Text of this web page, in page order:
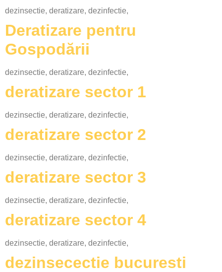
dezinsectie, deratizare, dezinfectie,
Deratizare pentru
Gospodării
dezinsectie, deratizare, dezinfectie,
deratizare sector 1
dezinsectie, deratizare, dezinfectie,
deratizare sector 2
dezinsectie, deratizare, dezinfectie,
deratizare sector 3
dezinsectie, deratizare, dezinfectie,
deratizare sector 4
dezinsectie, deratizare, dezinfectie,
dezinsecectie bucuresti